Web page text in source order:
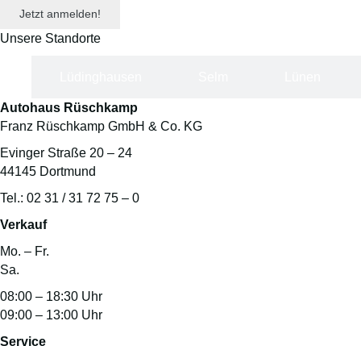
Jetzt anmelden!
Unsere Standorte
Autohaus Rüschkamp
Franz Rüschkamp GmbH & Co. KG
Evinger Straße 20 – 24
44145 Dortmund
Tel.: 02 31 / 31 72 75 – 0
Verkauf
Mo. – Fr.
Sa.
08:00 – 18:30 Uhr
09:00 – 13:00 Uhr
Service